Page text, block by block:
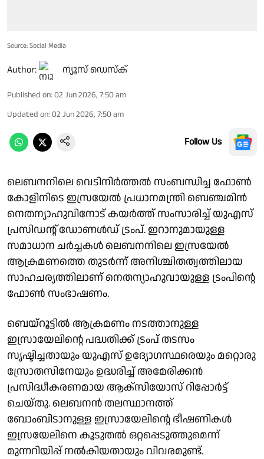
Source: Social Media
Author: ന്യൂസ് ഡെസ്ക്
Published on: 02 Jun 2026, 7:50 am
Updated on: 02 Jun 2026, 7:50 am
Follow Us
ലെബനനിലെ വെടിനിർത്തൽ സംബന്ധിച്ച ഫോൺ
കോളിനിടെ ഇസ്രയേൽ പ്രധാനമന്ത്രി ബെഞ്ചമിൻ
നെതന്യാഹുവിനോട് കയർത്ത് സംസാരിച്ച് യുഎസ്
പ്രസിഡൻ്റ് ഡോണൾഡ് ട്രംപ്. ഇറാനുമായുള്ള
സമാധാന ചർച്ചകൾ ലെബനനിലെ ഇസ്രയേൽ
ആക്രമണത്തെ തുടർന്ന് അനിശ്ചിതത്വത്തിലായ
സാഹചര്യത്തിലാണ് നെതന്യാഹുവായുള്ള ട്രംപിൻ്റെ
ഫോൺ സംഭാഷണം.
ബെയ്റൂട്ടിൽ ആക്രമണം നടത്താനുള്ള
ഇസ്രായേലിന്റെ പദ്ധതിക്ക് ട്രംപ് തടസം
സൃഷ്ടിച്ചതായും യുഎസ് ഉദ്യോഗസ്ഥരെയും മറ്റൊരു
സ്രോതസിനേയും ഉദ്ധരിച്ച് അമേരിക്കൻ
പ്രസിദ്ധീകരണമായ ആക്സിയോസ് റിപ്പോർട്ട്
ചെയ്തു. ലെബനൻ തലസ്ഥാനത്ത്
ബോംബിടാനുള്ള ഇസ്രായേലിൻ്റെ ഭീഷണികൾ
ഇസ്രയേലിനെ കൂടുതൽ ഒറ്റപ്പെടുത്തുമെന്ന്
മുന്നറിയിപ്പ് നൽകിയതായും വിവരമുണ്ട്.